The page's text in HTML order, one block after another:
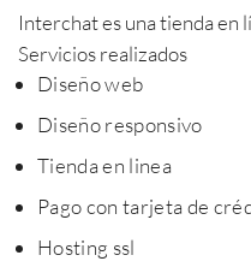
Interchat es una tienda en
Servicios realizados
Diseño web
Diseño responsivo
Tienda en linea
Pago con tarjeta de
Hosting ssl